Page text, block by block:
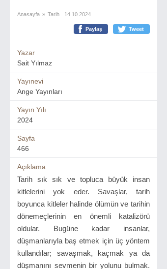
Anasayfa » Tarih 14.10.2024
Paylaş Tweet
Yazar
Sait Yılmaz
Yayınevi
Ange Yayınları
Yayın Yılı
2024
Sayfa
466
Açıklama
Tarih sık sık ve topluca büyük insan
kitlelerini yok eder. Savaşlar, tarih
boyunca kitleler halinde ölümün ve tarihin
dönemeçlerinin en önemli katalizörü
oldular. Bugüne kadar insanlar,
düşmanlarıyla baş etmek için üç yöntem
kullandılar; savaşmak, kaçmak ya da
düşmanını sevmenin bir yolunu bulmak.